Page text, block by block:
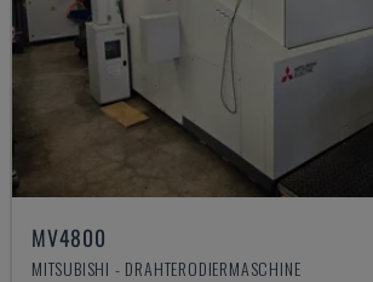
MV4800
MITSUBISHI - DRAHTERODIERMASCHINE